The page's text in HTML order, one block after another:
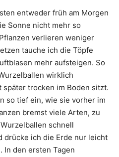
entweder früh am Morgen
Sonne nicht mehr so
verlieren weniger
tauche ich die Töpfe
mehr aufsteigen. So
wirklich
trocken im Boden sitzt.
so tief ein, wie sie vorher im
bremst viele Arten, zu
schnell
drücke ich die Erde nur leicht
In den ersten Tagen